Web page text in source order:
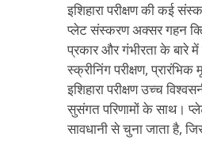
इशिहारा परीक्षण की कई
प्लेट संस्करण अक्सर गहन
प्रकार और गंभीरता के बारे
स्क्रीनिंग परीक्षण,
इशिहारा परीक्षण उच्च
सुसंगत परिणामों के साथ।
सावधानी से चुना जाता है,